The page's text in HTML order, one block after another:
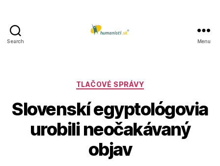
Search Menu
Kategórie
TLAČOVÉ SPRÁVY
Slovenskí egyptológovia
urobili neočakávaný
objav